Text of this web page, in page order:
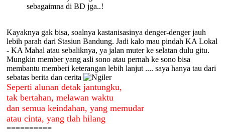
sebagaimna di BD jga..!
Kayaknya gak bisa, soalnya kastanisasinya denger-denger jauh
lebih parah dari Stasiun Bandung. Jadi kalo mau pindah KA Lokal
- KA Mahal atau sebaliknya, ya jalan muter ke selatan dulu gitu.
Mungkin member yang asli sono atau pernah ke sono bisa
membantu memberi keterangan lebih lanjut .... saya hanya tau dari
sebatas berita dan cerita
Seperti alunan detak jantungku,
tak bertahan, melawan waktu
dan semua keindahan, yang memudar
atau cinta, yang tlah hilang
==========